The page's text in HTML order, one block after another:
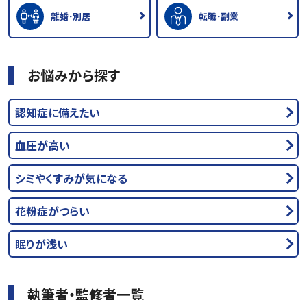
離婚･別居 転職･副業
お悩みから探す
認知症に備えたい
血圧が高い
シミやくすみが気になる
花粉症がつらい
眠りが浅い
執筆者・監修者一覧